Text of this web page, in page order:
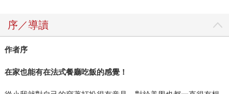
序／導讀
作者序
在家也能有在法式餐廳吃飯的感覺！